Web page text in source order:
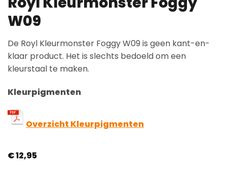
W09
De Royl Kleurmonster Foggy W09 is geen kant-en-
klaar product. Het is slechts bedoeld om een
kleurstaal te maken.
Kleurpigmenten
Overzicht Kleurpigmenten
€12,95